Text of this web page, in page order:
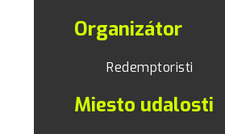
Organizátor
Redemptoristi
Miesto udalosti